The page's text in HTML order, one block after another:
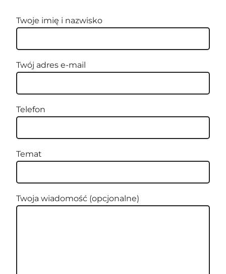
Twoje imię i nazwisko
Twój adres e-mail
Telefon
Temat
Twoja wiadomość (opcjonalne)